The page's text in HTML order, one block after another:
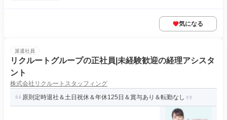
気になる
派遣社員
リクルートグループの正社員|未経験歓迎の経理アシスタ
ント
株式会社リクルートスタッフィング
原則定時退社＆土日祝休＆年休125日＆賞与あり＆転勤なし